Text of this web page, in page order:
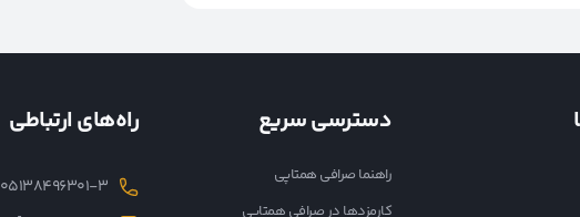
دسترسی سریع
راهنما صرافی همتاپی
کارمزدها در صرافی همتاپی
راه‌های ارتباطی
05138496301-3 (ساعت۹ الی ۱۷)